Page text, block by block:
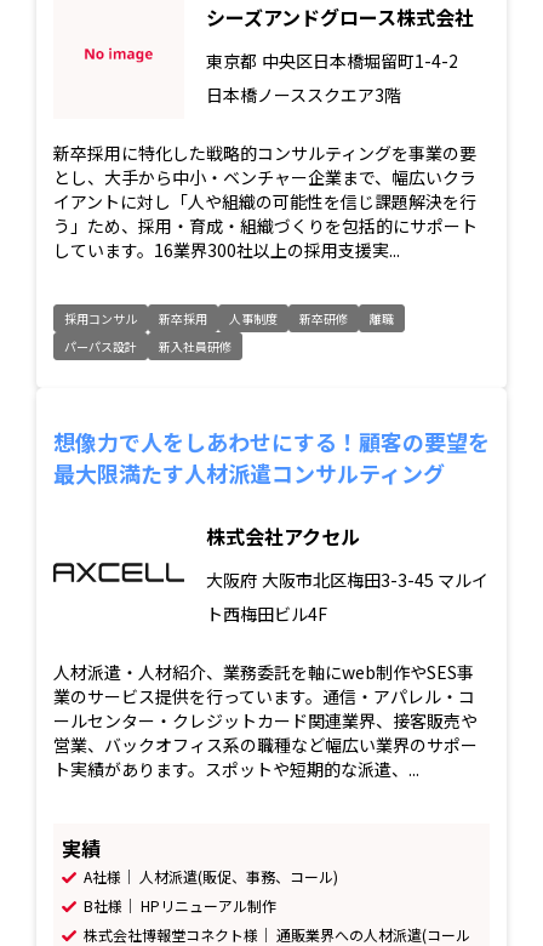
シーズアンドグロース株式会社
東京都 中央区日本橋堀留町1-4-2
日本橋ノーススクエア3階
新卒採用に特化した戦略的コンサルティングを事業の要
とし、大手から中小・ベンチャー企業まで、幅広いクラ
イアントに対し「人や組織の可能性を信じ課題解決を行
う」ため、採用・育成・組織づくりを包括的にサポート
しています。16業界300社以上の採用支援実...
採用コンサル 新卒採用 人事制度 新卒研修
離職
パーパス設計
新入社員研修
想像力で人をしあわせにする！顧客の要望を
最大限満たす人材派遣コンサルティング
株式会社アクセル
大阪府 大阪市北区梅田3-3-45 マルイ
ト西梅田ビル4F
人材派遣・人材紹介、業務委託を軸にweb制作やSES事
業のサービス提供を行っています。通信・アパレル・コ
ールセンター・クレジットカード関連業界、接客販売や
営業、バックオフィス系の職種など幅広い業界のサポー
ト実績があります。スポットや短期的な派遣、...
実績
A社様｜ 人材派遣(販促、事務、コール)
B社様｜ HPリニューアル制作
株式会社博報堂コネクト様｜ 通販業界への人材派遣(コール